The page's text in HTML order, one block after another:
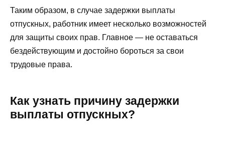
Таким образом, в случае задержки выплаты
отпускных, работник имеет несколько возможностей
для защиты своих прав. Главное — не оставаться
бездействующим и достойно бороться за свои
трудовые права.
Как узнать причину задержки
выплаты отпускных?